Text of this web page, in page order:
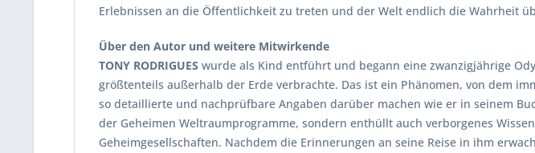
Erlebnissen an die Öffentlichkeit zu treten und der Welt endlich die Wahrheit
Über den Autor und weitere Mitwirkende
TONY RODRIGUES wurde als Kind entführt und begann eine zwanzigjährige
größtenteils außerhalb der Erde verbrachte. Das ist ein Phänomen, von dem
so detaillierte und nachprüfbare Angaben darüber machen wie er in seinem
der Geheimen Weltraumprogramme, sondern enthüllt auch verborgenes
Geheimgesellschaften. Nachdem die Erinnerungen an seine Reise in ihm